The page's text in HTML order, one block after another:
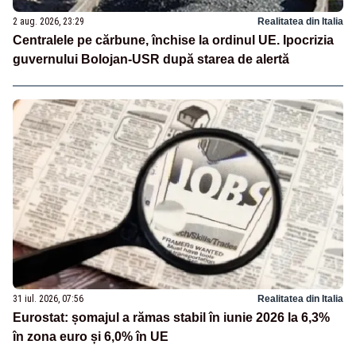
2 aug. 2026, 23:29 Realitatea din Italia
Centralele pe cărbune, închise la ordinul UE. Ipocrizia
guvernului Bolojan-USR după starea de alertă
31 iul. 2026, 07:56 Realitatea din Italia
Eurostat: șomajul a rămas stabil în iunie 2026 la 6,3%
în zona euro și 6,0% în UE